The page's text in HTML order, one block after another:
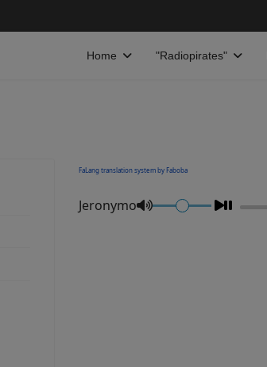
Home "Radiopirates"
FaLang translation system by Faboba
Jeronymo